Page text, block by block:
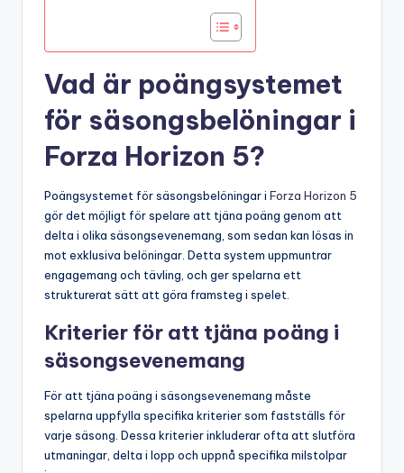
Vad är poängsystemet
för säsongsbelöningar i
Forza Horizon 5?
Poängsystemet för säsongsbelöningar i Forza Horizon 5
gör det möjligt för spelare att tjäna poäng genom att
delta i olika säsongsevenemang, som sedan kan lösas in
mot exklusiva belöningar. Detta system uppmuntrar
engagemang och tävling, och ger spelarna ett
strukturerat sätt att göra framsteg i spelet.
Kriterier för att tjäna poäng i
säsongsevenemang
För att tjäna poäng i säsongsevenemang måste
spelarna uppfylla specifika kriterier som fastställs för
varje säsong. Dessa kriterier inkluderar ofta att slutföra
utmaningar, delta i lopp och uppnå specifika milstolpar